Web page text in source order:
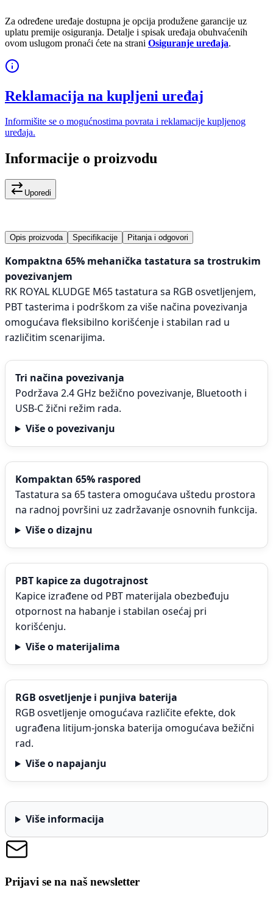
Za određene uređaje dostupna je opcija produžene garancije uz
uplatu premije osiguranja. Detalje i spisak uređaja obuhvaćenih
ovom uslugom pronaći ćete na strani Osiguranje uređaja.
Reklamacija na kupljeni uređaj
Informišite se o mogućnostima povrata i reklamacije kupljenog
uređaja.
Informacije o proizvodu
Uporedi
Opis proizvoda Specifikacije Pitanja i odgovori
Kompaktna 65% mehanička tastatura sa trostrukim
povezivanjem
RK ROYAL KLUDGE M65 tastatura sa RGB osvetljenjem,
PBT tasterima i podrškom za više načina povezivanja
omogućava fleksibilno korišćenje i stabilan rad u
različitim scenarijima.
Tri načina povezivanja
Podržava 2.4 GHz bežično povezivanje, Bluetooth i
USB-C žični režim rada.
Više o povezivanju
Kompaktan 65% raspored
Tastatura sa 65 tastera omogućava uštedu prostora
na radnoj površini uz zadržavanje osnovnih funkcija.
Više o dizajnu
PBT kapice za dugotrajnost
Kapice izrađene od PBT materijala obezbeđuju
otpornost na habanje i stabilan osećaj pri
korišćenju.
Više o materijalima
RGB osvetljenje i punjiva baterija
RGB osvetljenje omogućava različite efekte, dok
ugrađena litijum-jonska baterija omogućava bežični
rad.
Više o napajanju
Više informacija
Prijavi se na naš newsletter